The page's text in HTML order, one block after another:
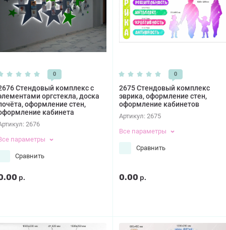
0
Стендовый комплекс с
оргстекла, доска
оформление стен,
кабинета
2676
параметры
Сравнить
р.
0
2675 Стендовый комплекс
эврика, оформление стен,
оформление кабинетов
Артикул: 2675
Все параметры
Сравнить
0.00 р.